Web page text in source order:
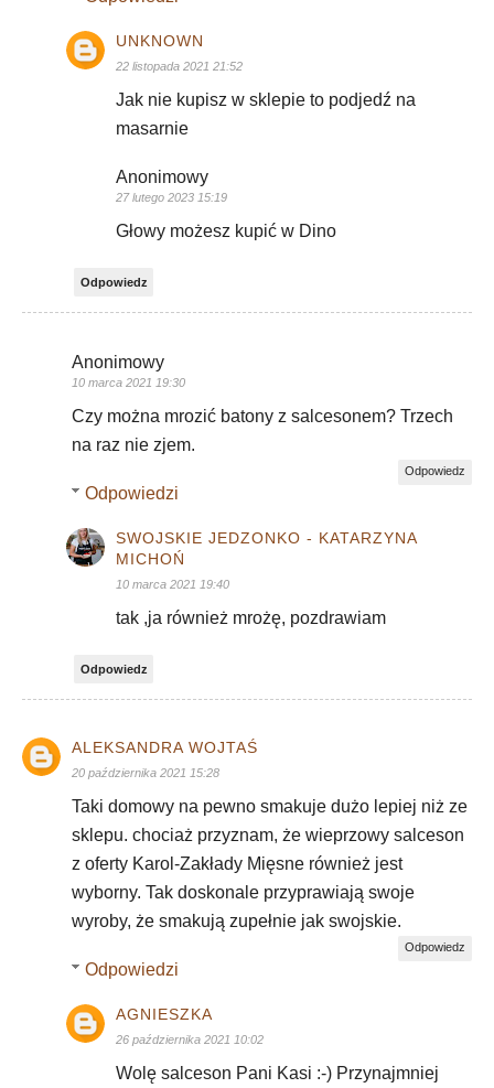
UNKNOWN
22 listopada 2021 21:52
Jak nie kupisz w sklepie to podjedź na
masarnie
Anonimowy
27 lutego 2023 15:19
Głowy możesz kupić w Dino
Odpowiedz
Anonimowy
10 marca 2021 19:30
Czy można mrozić batony z salcesonem? Trzech
na raz nie zjem.
Odpowiedz
Odpowiedzi
SWOJSKIE JEDZONKO - KATARZYNA
MICHOŃ
10 marca 2021 19:40
tak ,ja również mrożę, pozdrawiam
Odpowiedz
ALEKSANDRA WOJTAŚ
20 października 2021 15:28
Taki domowy na pewno smakuje dużo lepiej niż ze
sklepu. chociaż przyznam, że wieprzowy salceson
z oferty Karol-Zakłady Mięsne również jest
wyborny. Tak doskonale przyprawiają swoje
wyroby, że smakują zupełnie jak swojskie.
Odpowiedz
Odpowiedzi
AGNIESZKA
26 października 2021 10:02
Wolę salceson Pani Kasi :-) Przynajmniej